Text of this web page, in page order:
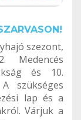
szezont,
Medencés
és 10.
szükséges
lap és a
Várjuk a